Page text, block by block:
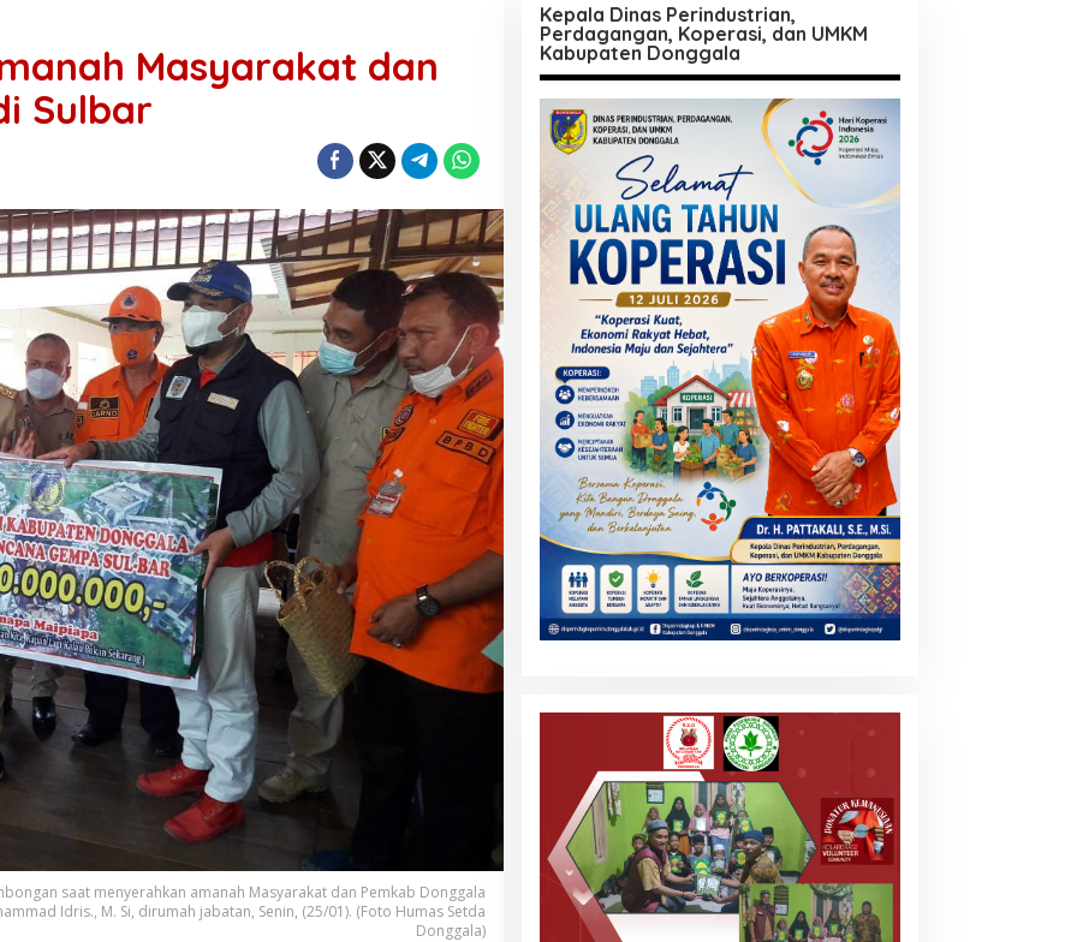
Masyarakat dan
Sulbar
saat menyerahkan amanah Masyarakat dan Pemkab Donggala
Idris., M. Si, dirumah jabatan, Senin, (25/01). (Foto Humas Setda
Donggala)
Kepala Dinas Perindustrian,
Perdagangan, Koperasi, dan UMKM
Kabupaten Donggala